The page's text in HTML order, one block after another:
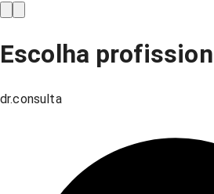
Escolha
dr.consulta